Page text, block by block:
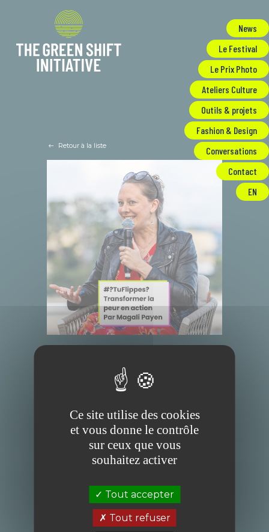
News
Le Festival
Le Prix Photo
Ateliers Culture
Outils & projets
Fashion & Design
Conversations
Contact
EN
Retour à la liste
TUFLIPPES?
TRANSFORMER LA PEUR
EN ACTION
CONVERSATIONS
28 JUILLET 2023
gérer la peur et l'éco-anxiété ? Magali Payen
présente la campagne #TuFlippes, lancée
par le mouvement On Est Prêt et propose
des solutions pour canaliser nos émotions au
service de l'action.
Ce site utilise des cookies
et vous donne le contrôle
sur ceux que vous
souhaitez activer
Tout accepter
Tout refuser